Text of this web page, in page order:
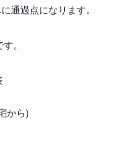
通過点になります。
。
から)